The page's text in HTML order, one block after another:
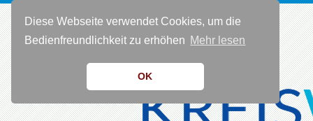
Diese Webseite verwendet Cookies, um die
Bedienfreundlichkeit zu erhöhen Mehr lesen
OK
KONTAKT 0 36 83 - 40 91 0